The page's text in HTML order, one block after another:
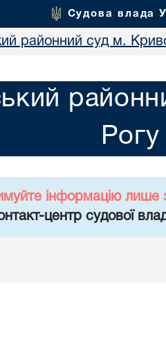
Судова влада
районний суд м.
Рогу
інформацію лише
центр судової